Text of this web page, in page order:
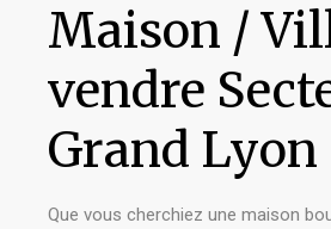
Maison /
vendre
Grand Lyon
Que vous cherchiez une maison